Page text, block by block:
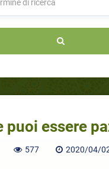
puoi essere
577 2020/04/